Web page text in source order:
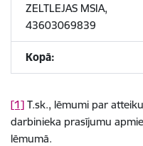
ZELTLEJAS MSIA,
43603069839
Kopā:
[1] T.sk., lēmumi par
darbinieka prasījumu
lēmumā.